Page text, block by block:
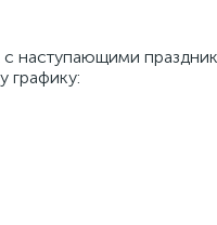
наступающими
графику: